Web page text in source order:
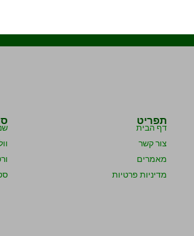
תפריט
דף הבית
צור קשר
מאמרים
מדיניות פרטיות